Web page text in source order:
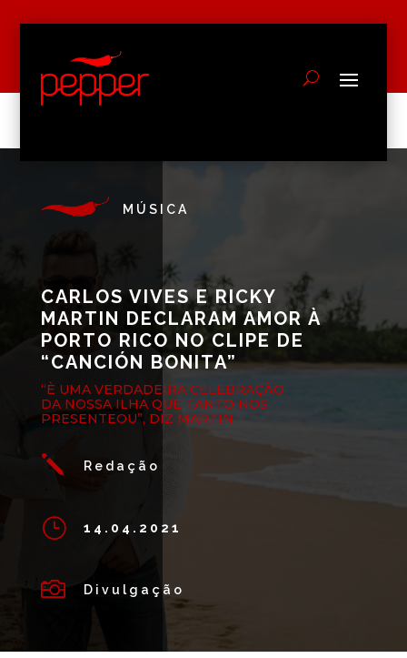
MÚSICA
CARLOS VIVES E RICKY
MARTIN DECLARAM AMOR À
PORTO RICO NO CLIPE DE
“CANCIÓN BONITA”
“È UMA VERDADEIRA CELEBRAÇÃO
DA NOSSA ILHA QUE TANTO NOS
PRESENTEOU”, DIZ MARTIN
j Redação
} 14.04.2021
 Divulgação